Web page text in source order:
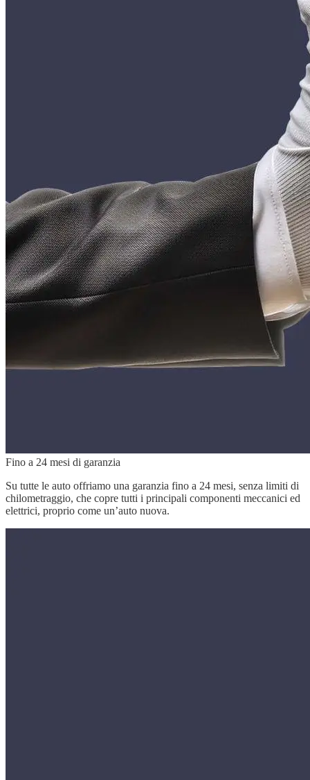
Fino a 24 mesi di garanzia
Su tutte le auto offriamo una garanzia fino a 24 mesi, senza limiti di
chilometraggio, che copre tutti i principali componenti meccanici ed
elettrici, proprio come un’auto nuova.